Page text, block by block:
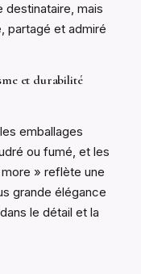
destinataire, mais
partagé et admiré
et durabilité
emballages
ou fumé, et les
» reflète une
grande élégance
le détail et la